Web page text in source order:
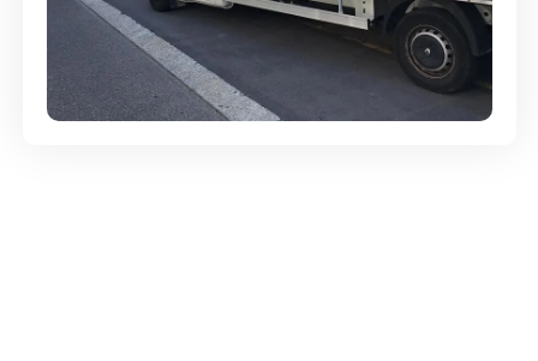
Günstige Umzüge - Hervorragender
Service